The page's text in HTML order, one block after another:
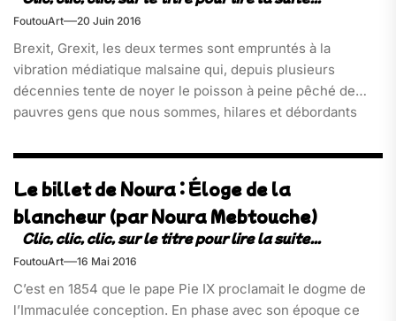
FoutouArt 20 Juin 2016
Brexit, Grexit, les deux termes sont empruntés à la
vibration médiatique malsaine qui, depuis plusieurs
décennies tente de noyer le poisson à peine pêché de
pauvres gens que nous sommes, hilares et débordants
bouche d’invertébrés, lorsqu’il s’agit d’enjeu économique
Le billet de Noura : Éloge de la
blancheur (par Noura Mebtouche)
FoutouArt 16 Mai 2016
C’est en 1854 que le pape Pie IX proclamait le dogme de
l’Immaculée conception. En phase avec son époque ce